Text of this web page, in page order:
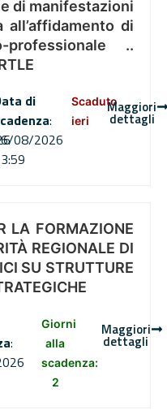
di manifestazioni
di
..
di
:
08/2026
Scaduto
ieri
Maggiori
dettagli
LA FORMAZIONE
REGIONALE DI
SU STRUTTURE
:
Giorni
alla
scadenza:
2
Maggiori
dettagli